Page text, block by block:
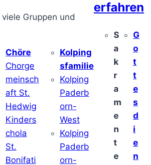
Gruppen und
Chöre
Chorge
meinsch
aft St.
Hedwig
Kinders
chola
St.
Bonifati
Kolping
sfamilie
Kolping
Paderb
orn-
West
Kolping
Paderb
orn-
erfahren
S
a
k
r
a
m
e
n
t
e
G
o
t
t
e
s
d
i
e
n